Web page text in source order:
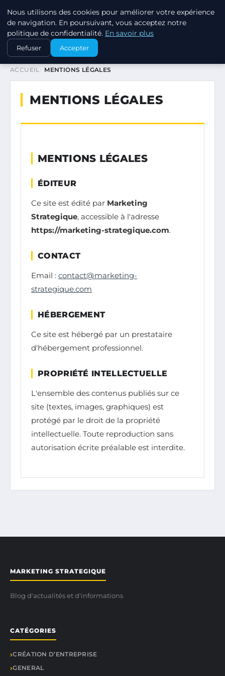
MARKETING STRATEGIQUE
ACCUEIL MENTIONS LÉGALES
MENTIONS LÉGALES
MENTIONS LÉGALES
ÉDITEUR
Ce site est édité par Marketing
Strategique, accessible à l'adresse
https://marketing-strategique.com.
CONTACT
Email : contact@marketing-
strategique.com
HÉBERGEMENT
Ce site est hébergé par un prestataire
d'hébergement professionnel.
PROPRIÉTÉ INTELLECTUELLE
L'ensemble des contenus publiés sur ce
site (textes, images, graphiques) est
protégé par le droit de la propriété
intellectuelle. Toute reproduction sans
autorisation écrite préalable est interdite.
MARKETING STRATEGIQUE
Blog d'actualités et d'informations
CATÉGORIES
CRÉATION D’ENTREPRISE
GENERAL
Nous utilisons des cookies pour améliorer votre expérience
de navigation. En poursuivant, vous acceptez notre
politique de confidentialité. En savoir plus
Refuser Accepter